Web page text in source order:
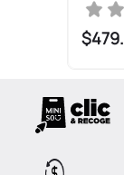
$479.